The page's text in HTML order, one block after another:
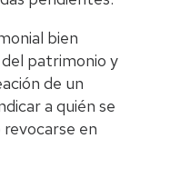
bien
patrimonio y
de un
a quién se
en